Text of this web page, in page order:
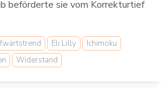
beförderte sie vom Korrekturtief
Eli Lilly
Ichimoku
Widerstand